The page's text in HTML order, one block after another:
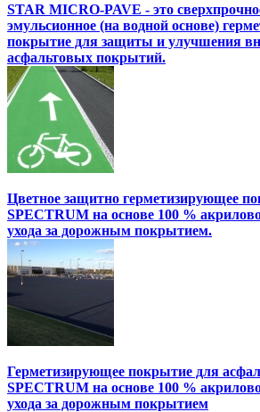
STAR MICRO-PAVE - это
эмульсионное (на водной основе)
покрытие для защиты и улучшения
асфальтовых покрытий.
Цветное защитно герметизирующее
SPECTRUM на основе 100 %
ухода за дорожным покрытием.
Герметизирующее покрытие для
SPECTRUM на основе 100 %
ухода за дорожным покрытием